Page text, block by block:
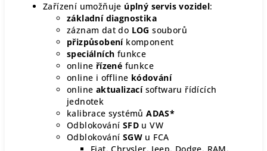
Zařízení umožňuje úplný servis vozidel:
základní diagnostika
záznam dat do LOG souborů
přizpůsobeníkomponent
speciálních funkce
online řízené funkce
online i offline kódování
online aktualizacísoftwaru řídících
jednotek
kalibrace systémůADAS*
Odblokování SFD u VW
Odblokování SGW u FCA